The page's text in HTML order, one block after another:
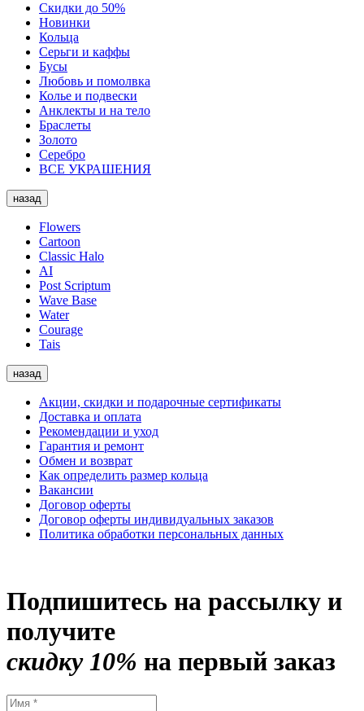
Скидки до 50%
Новинки
Кольца
Серьги и каффы
Бусы
Любовь и помолвка
Колье и подвески
Анклекты и на тело
Браслеты
Золото
Серебро
ВСЕ УКРАШЕНИЯ
назад
Flowers
Cartoon
Classic Halo
AI
Post Scriptum
Wave Base
Water
Courage
Tais
назад
Акции, скидки и подарочные сертификаты
Доставка и оплата
Рекомендации и уход
Гарантия и ремонт
Обмен и возврат
Как определить размер кольца
Вакансии
Договор оферты
Договор оферты индивидуальных заказов
Политика обработки персональных данных
Подпишитесь на рассылку и
получите
скидку 10% на первый заказ